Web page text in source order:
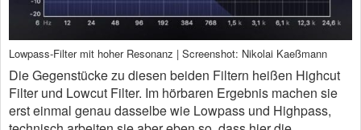
Lowpass-Filter mit hoher Resonanz | Screenshot: Nikolai Kaeßmann
Die Gegenstücke zu diesen beiden Filtern heißen Highcut
Filter und Lowcut Filter. Im hörbaren Ergebnis machen sie
erst einmal genau dasselbe wie Lowpass und Highpass,